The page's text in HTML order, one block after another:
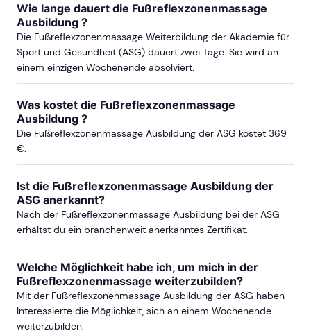
ab Sa, 10. April 2027
ab Sa, 21. November 2026
HANNOVER
KÖLN
Wie lange dauert die Fußreflexzonenmassage
Ausbildung ?
Die Fußreflexzonenmassage Weiterbildung der Akademie für
Sport und Gesundheit (ASG) dauert zwei Tage. Sie wird an
einem einzigen Wochenende absolviert.
Was kostet die Fußreflexzonenmassage
Ausbildung ?
Die Fußreflexzonenmassage Ausbildung der ASG kostet 369
€.
Ist die Fußreflexzonenmassage Ausbildung der
ASG anerkannt?
Nach der Fußreflexzonenmassage Ausbildung bei der ASG
erhältst du ein branchenweit anerkanntes Zertifikat.
Welche Möglichkeit habe ich, um mich in der
Fußreflexzonenmassage weiterzubilden?
Mit der Fußreflexzonenmassage Ausbildung der ASG haben
Interessierte die Möglichkeit, sich an einem Wochenende
weiterzubilden.